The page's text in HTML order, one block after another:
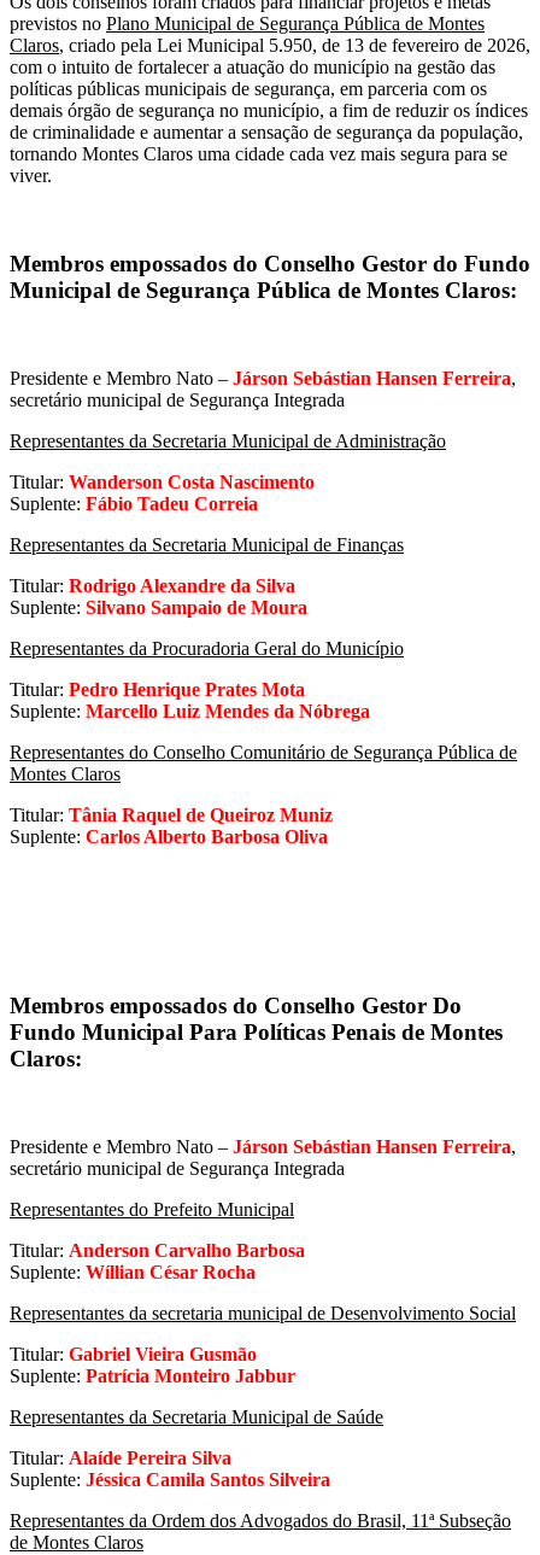
previstos no Plano Municipal de Segurança Pública de Montes
Claros, criado pela Lei Municipal 5.950, de 13 de fevereiro de 2026,
com o intuito de fortalecer a atuação do município na gestão das
políticas públicas municipais de segurança, em parceria com os
demais órgão de segurança no município, a fim de reduzir os índices
de criminalidade e aumentar a sensação de segurança da população,
tornando Montes Claros uma cidade cada vez mais segura para se
viver.
Membros empossados do Conselho Gestor do Fundo
Municipal de Segurança Pública de Montes Claros:
Presidente e Membro Nato – Járson Sebástian Hansen Ferreira,
secretário municipal de Segurança Integrada
Representantes da Secretaria Municipal de Administração
Titular: Wanderson Costa Nascimento
Suplente: Fábio Tadeu Correia
Representantes da Secretaria Municipal de Finanças
Titular: Rodrigo Alexandre da Silva
Suplente: Silvano Sampaio de Moura
Representantes da Procuradoria Geral do Município
Titular: Pedro Henrique Prates Mota
Suplente: Marcello Luiz Mendes da Nóbrega
Representantes do Conselho Comunitário de Segurança Pública de
Montes Claros
Titular: Tânia Raquel de Queiroz Muniz
Suplente: Carlos Alberto Barbosa Oliva
Membros empossados do Conselho Gestor Do
Fundo Municipal Para Políticas Penais de Montes
Claros:
Presidente e Membro Nato – Járson Sebástian Hansen Ferreira,
secretário municipal de Segurança Integrada
Representantes do Prefeito Municipal
Titular: Anderson Carvalho Barbosa
Suplente: Wíllian César Rocha
Representantes da secretaria municipal de Desenvolvimento Social
Titular: Gabriel Vieira Gusmão
Suplente: Patrícia Monteiro Jabbur
Representantes da Secretaria Municipal de Saúde
Titular: Alaíde Pereira Silva
Suplente: Jéssica Camila Santos Silveira
Representantes da Ordem dos Advogados do Brasil, 11ª Subseção
de Montes Claros